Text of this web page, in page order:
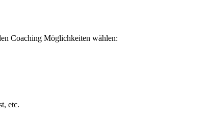
Coaching Möglichkeiten wählen:
etc.